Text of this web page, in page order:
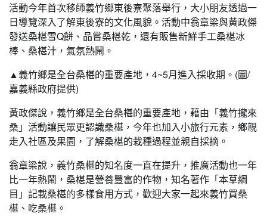
活動今年首次移師義竹鄉東後寮聚落舉行，大小朋友透過一
日導覽深入了解東後寮的文化風貌。活動中翁章梁與黃政傑
發送桑椹雪Q餅、品嘗桑椹乾，還有販售新鮮手工桑椹冰
棒、桑椹汁，氣氛熱鬧。
▲義竹鄉是全台桑椹的重要產地，4~5月進入採收期。(圖/
嘉義縣政府提供)
黃政傑說，義竹鄉是全台桑椹的重要產地，藉由「義竹攏來
桑」活動讓民眾更認識桑椹，今年也加入小旅行元素，鄉親
走入社區及果園，了解桑椹的栽種過程並親自採摘。
翁章梁說，義竹桑椹的知名度一直在提升，推廣活動也一年
比一年熱鬧，桑椹是營養豐富的作物，知名著作「本草綱
目」記載桑椹的多樣食用方式，歡迎大家一起來義竹買桑
椹、吃桑椹。